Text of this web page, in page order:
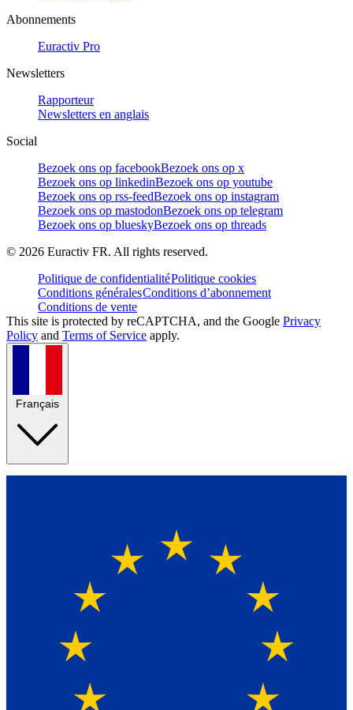
Abonnements
Euractiv Pro
Newsletters
Rapporteur
Newsletters en anglais
Social
Bezoek ons op facebookBezoek ons op x
Bezoek ons op linkedinBezoek ons op youtube
Bezoek ons op rss-feedBezoek ons op instagram
Bezoek ons op mastodonBezoek ons op telegram
Bezoek ons op blueskyBezoek ons op threads
© 2026 Euractiv FR. All rights reserved.
Politique de confidentialitéPolitique cookies
Conditions généralesConditions d’abonnement
Conditions de vente
This site is protected by reCAPTCHA, and the Google Privacy
Policy and Terms of Service apply.
Français